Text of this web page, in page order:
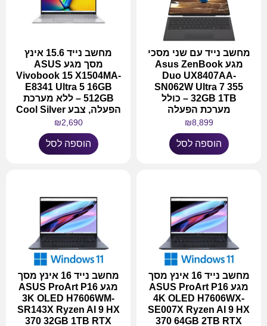
מחשב נייד עם שני מסכי
מגע Asus ZenBook
Duo UX8407AA-
SN062W Ultra 7 355
32GB 1TB – כולל
מערכת הפעלה
₪8,899
הוספה לסל
מחשב נייד 15.6 אינץ
מסך מגע ASUS
Vivobook 15 X1504MA-
E8341 Ultra 5 16GB
512GB – ללא מערכת
הפעלה, צבע Cool Silver
₪2,690
הוספה לסל
מחשב נייד 16 אינץ מסך
מגע ASUS ProArt P16
4K OLED H7606WX-
SE007X Ryzen AI 9 HX
370 64GB 2TB RTX
מחשב נייד 16 אינץ מסך
מגע ASUS ProArt P16
3K OLED H7606WM-
SR143X Ryzen AI 9 HX
370 32GB 1TB RTX